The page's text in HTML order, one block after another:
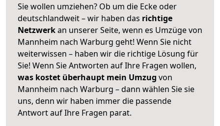
Sie wollen umziehen? Ob um die Ecke oder
deutschlandweit – wir haben das richtige
Netzwerkan unserer Seite, wenn es Umzüge von
Mannheim nach Warburg geht! Wenn Sie nicht
weiterwissen – haben wir die richtige Lösung für
Sie! Wenn Sie Antworten auf Ihre Fragen wollen,
was kostet überhaupt mein Umzug von
Mannheim nach Warburg – dann wählen Sie sie
uns, denn wir haben immer die passende
Antwort auf Ihre Fragen parat.